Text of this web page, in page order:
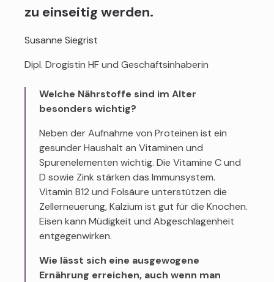
zu einseitig werden.
Susanne Siegrist
Dipl. Drogistin HF und Geschäftsinhaberin
Welche Nährstoffe sind im Alter
besonders wichtig?
Neben der Aufnahme von Proteinen ist ein
gesunder Haushalt an Vitaminen und
Spurenelementen wichtig. Die Vitamine C und
D sowie Zink stärken das Immunsystem.
Vitamin B12 und Folsäure unterstützen die
Zellerneuerung, Kalzium ist gut für die Knochen.
Eisen kann Müdigkeit und Abgeschlagenheit
entgegenwirken.
Wie lässt sich eine ausgewogene
Ernährung erreichen, auch wenn man